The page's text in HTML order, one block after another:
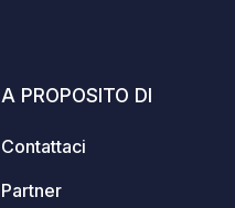
A PROPOSITO DI
Contattaci
Partner